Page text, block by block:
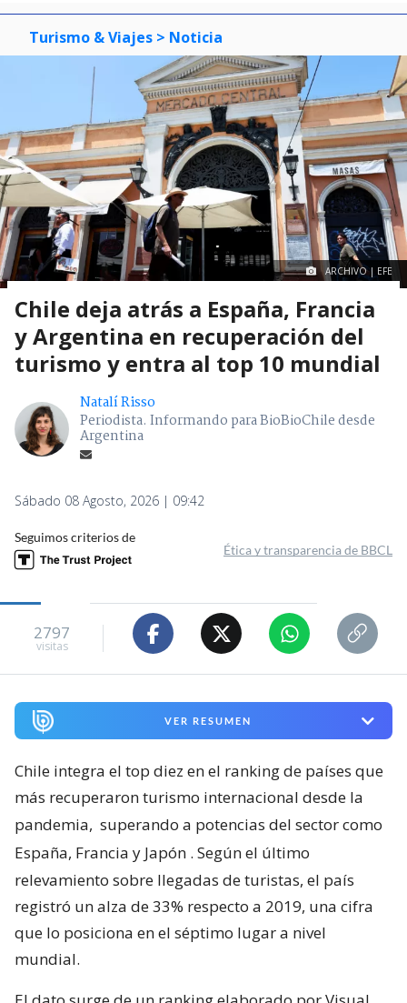
Turismo & Viajes > Noticia
ARCHIVO | EFE
Chile deja atrás a España, Francia
y Argentina en recuperación del
turismo y entra al top 10 mundial
Natalí Risso
Periodista. Informando para BioBioChile desde
Argentina
Sábado 08 Agosto, 2026 | 09:42
Seguimos criterios de
Ética y transparencia de BBCL
2797
visitas
VER RESUMEN
Chile integra el top diez en el ranking de países que
más recuperaron turismo internacional desde la
pandemia, superando a potencias del sector como
España, Francia y Japón . Según el último
relevamiento sobre llegadas de turistas, el país
registró un alza de 33% respecto a 2019, una cifra
que lo posiciona en el séptimo lugar a nivel
mundial.